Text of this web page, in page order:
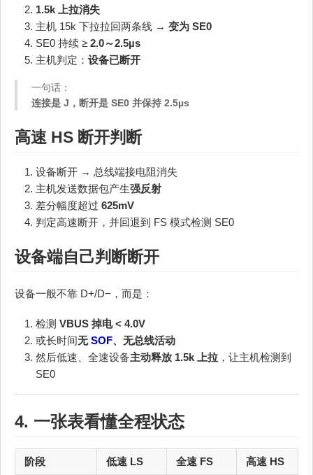
1.5k 上拉消失
主机 15k 下拉拉回两条线 → 变为 SE0
SE0 持续 ≥ 2.0～2.5µs
主机判定： 设备已断开
一句话：
连接是 J，断开是 SE0 并保持 2.5µs
高速 HS 断开判断
设备断开 → 总线端接电阻消失
主机发送数据包产生强反射
差分幅度超过 625mV
判定高速断开，并回退到 FS 模式检测 SE0
设备端自己判断断开
设备一般不靠 D+/D−，而是：
检测 VBUS 掉电 < 4.0V
或长时间无SOF、无总线活动
然后低速、全速设备主动释放 1.5k 上拉 ，让主机检测到
SE0
4. 一张表看懂全程状态
阶段 低速 LS 全速 FS 高速 HS